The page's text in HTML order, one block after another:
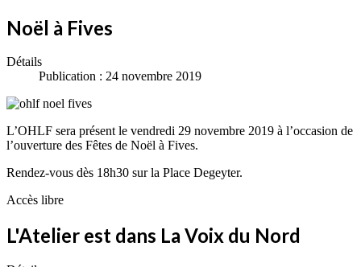
Noël à Fives
Détails
Publication : 24 novembre 2019
L’OHLF sera présent le vendredi 29 novembre 2019 à l’occasion de
l’ouverture des Fêtes de Noël à Fives.
Rendez-vous dès 18h30 sur la Place Degeyter.
Accès libre
L'Atelier est dans La Voix du Nord